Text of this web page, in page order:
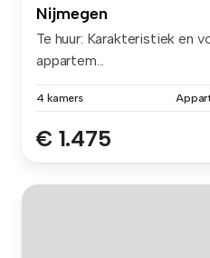
Nijmegen
Te huur: Karakteristiek en
appartem...
4 kamers
€ 1.475